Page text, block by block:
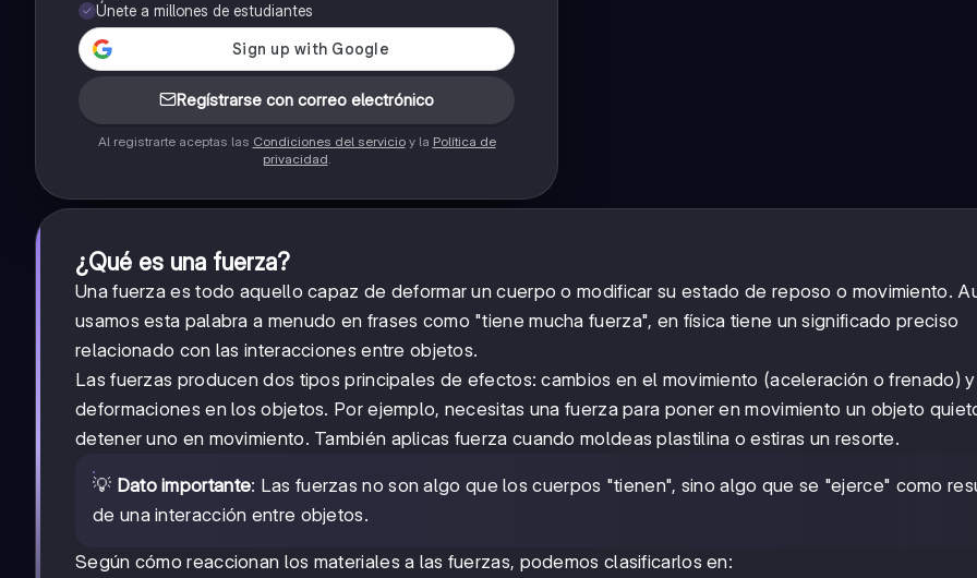
Únete a millones de estudiantes
Regístrarse con correo electrónico
Al registrarte aceptas las Condiciones del servicioy la Política de
privacidad.
¿Qué es una fuerza?
Una fuerza es todo aquello capaz de deformar un cuerpo o modificar su estado de reposo o movimiento.
usamos esta palabra a menudo en frases como "tiene mucha fuerza", en física tiene un significado preciso
relacionado con las interacciones entre objetos.
Las fuerzas producen dos tipos principales de efectos: cambios en el movimiento (aceleración o frenado) y
deformaciones en los objetos. Por ejemplo, necesitas una fuerza para poner en movimiento un objeto
detener uno en movimiento. También aplicas fuerza cuando moldeas plastilina o estiras un resorte.
💡 Dato importante: Las fuerzas no son algo que los cuerpos "tienen", sino algo que se "ejerce" como
de una interacción entre objetos.
Según cómo reaccionan los materiales a las fuerzas, podemos clasificarlos en: